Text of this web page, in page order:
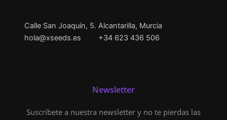
Calle San Joaquín, 5. Alcantarilla, Murcia
hola@xseeds.es
+34 623 436 506
Newsletter
Suscríbete a nuestra newsletter y no te pierdas las